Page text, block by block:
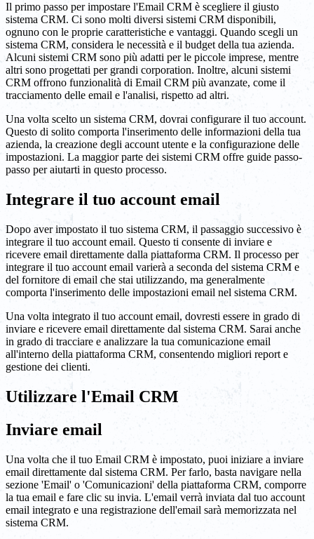
Il primo passo per impostare l'Email CRM è scegliere il giusto
sistema CRM. Ci sono molti diversi sistemi CRM disponibili,
ognuno con le proprie caratteristiche e vantaggi. Quando scegli un
sistema CRM, considera le necessità e il budget della tua azienda.
Alcuni sistemi CRM sono più adatti per le piccole imprese, mentre
altri sono progettati per grandi corporation. Inoltre, alcuni sistemi
CRM offrono funzionalità di Email CRM più avanzate, come il
tracciamento delle email e l'analisi, rispetto ad altri.
Una volta scelto un sistema CRM, dovrai configurare il tuo account.
Questo di solito comporta l'inserimento delle informazioni della tua
azienda, la creazione degli account utente e la configurazione delle
impostazioni. La maggior parte dei sistemi CRM offre guide passo-
passo per aiutarti in questo processo.
Integrare il tuo account email
Dopo aver impostato il tuo sistema CRM, il passaggio successivo è
integrare il tuo account email. Questo ti consente di inviare e
ricevere email direttamente dalla piattaforma CRM. Il processo per
integrare il tuo account email varierà a seconda del sistema CRM e
del fornitore di email che stai utilizzando, ma generalmente
comporta l'inserimento delle impostazioni email nel sistema CRM.
Una volta integrato il tuo account email, dovresti essere in grado di
inviare e ricevere email direttamente dal sistema CRM. Sarai anche
in grado di tracciare e analizzare la tua comunicazione email
all'interno della piattaforma CRM, consentendo migliori report e
gestione dei clienti.
Utilizzare l'Email CRM
Inviare email
Una volta che il tuo Email CRM è impostato, puoi iniziare a inviare
email direttamente dal sistema CRM. Per farlo, basta navigare nella
sezione 'Email' o 'Comunicazioni' della piattaforma CRM, comporre
la tua email e fare clic su invia. L'email verrà inviata dal tuo account
email integrato e una registrazione dell'email sarà memorizzata nel
sistema CRM.